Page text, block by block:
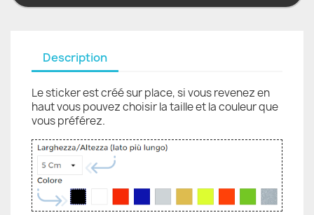
Description
Le sticker est créé sur place, si vous revenez en
haut vous pouvez choisir la taille et la couleur que
vous préférez.